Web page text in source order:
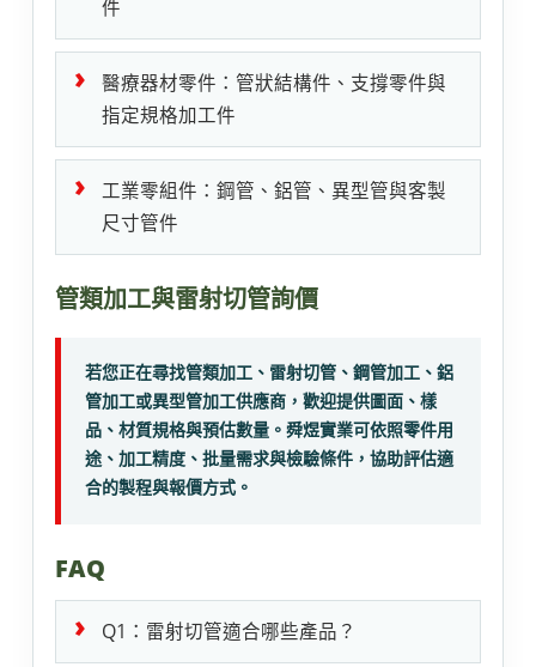
件
醫療器材零件：管狀結構件、支撐零件與
指定規格加工件
工業零組件：鋼管、鋁管、異型管與客製
尺寸管件
管類加工與雷射切管詢價
若您正在尋找管類加工、雷射切管、鋼管加工、鋁
管加工或異型管加工供應商，歡迎提供圖面、樣
品、材質規格與預估數量。舜煜實業可依照零件用
途、加工精度、批量需求與檢驗條件，協助評估適
合的製程與報價方式。
FAQ
Q1：雷射切管適合哪些產品？